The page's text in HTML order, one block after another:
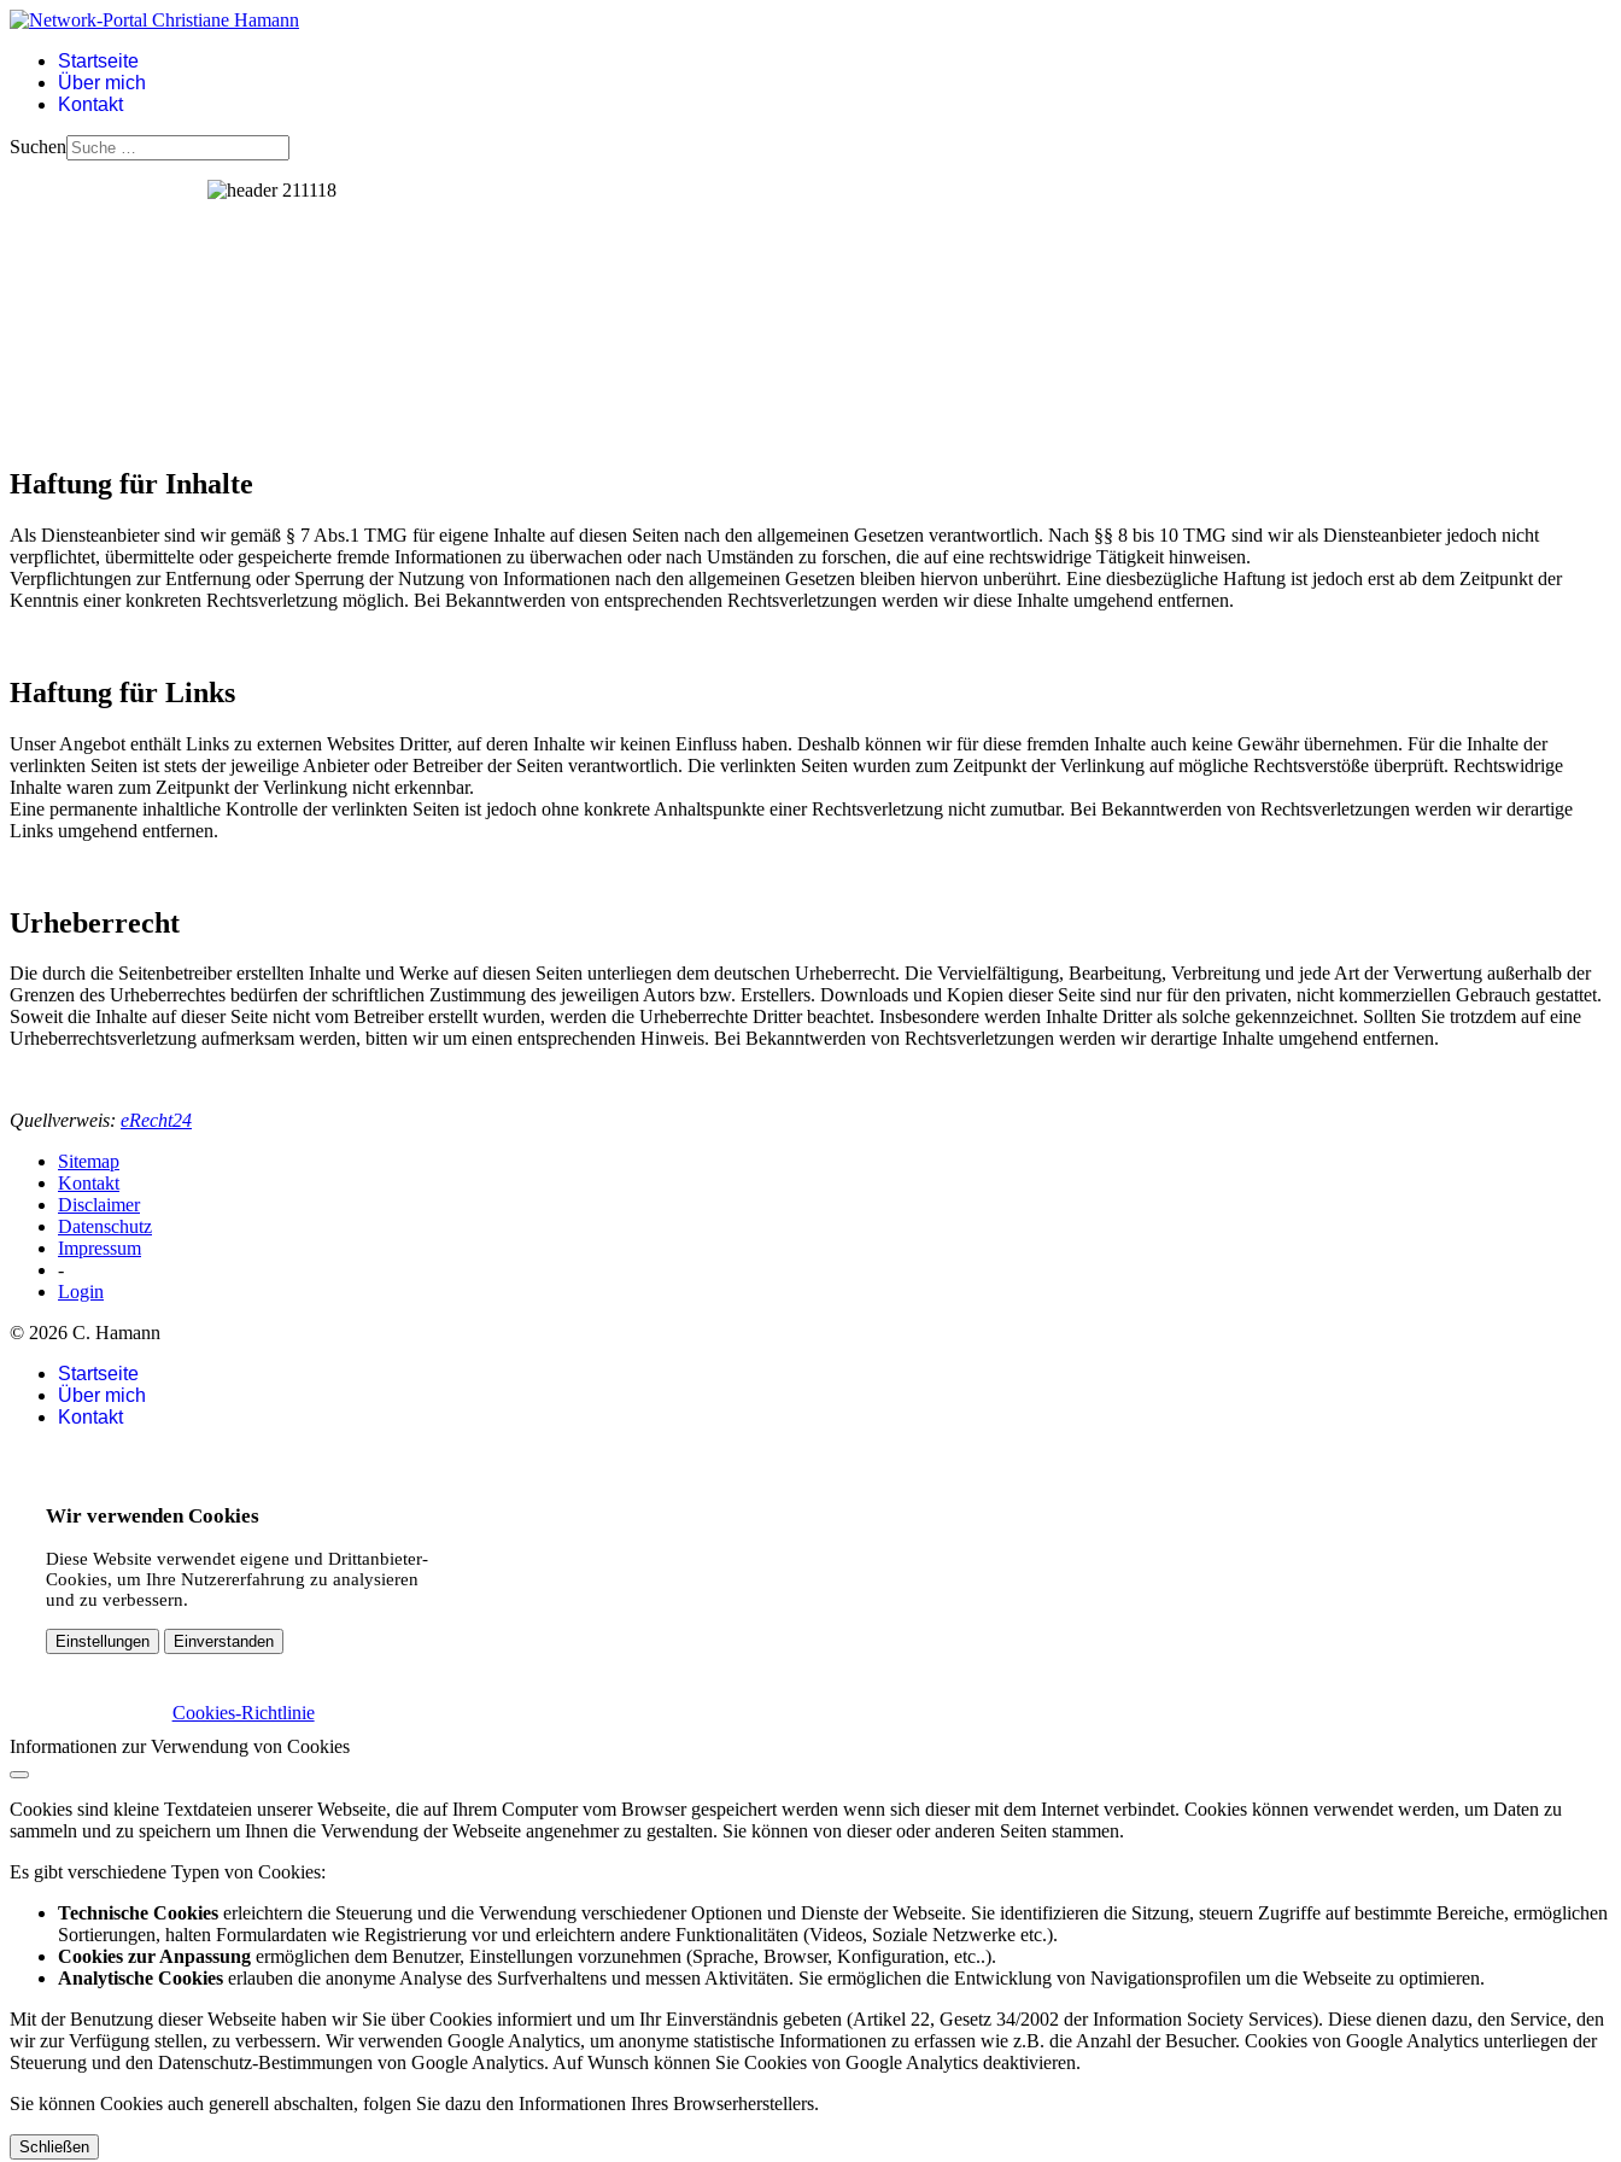
Startseite
Über mich
Kontakt
Suchen
Haftung für Inhalte
Als Diensteanbieter sind wir gemäß § 7 Abs.1 TMG für eigene Inhalte auf diesen Seiten nach den allgemeinen Gesetzen verantwortlich. Nach §§ 8 bis 10 TMG sind wir als Diensteanbieter jedoch nicht
verpflichtet, übermittelte oder gespeicherte fremde Informationen zu überwachen oder nach Umständen zu forschen, die auf eine rechtswidrige Tätigkeit hinweisen.
Verpflichtungen zur Entfernung oder Sperrung der Nutzung von Informationen nach den allgemeinen Gesetzen bleiben hiervon unberührt. Eine diesbezügliche Haftung ist jedoch erst ab dem Zeitpunkt der
Kenntnis einer konkreten Rechtsverletzung möglich. Bei Bekanntwerden von entsprechenden Rechtsverletzungen werden wir diese Inhalte umgehend entfernen.
Haftung für Links
Unser Angebot enthält Links zu externen Websites Dritter, auf deren Inhalte wir keinen Einfluss haben. Deshalb können wir für diese fremden Inhalte auch keine Gewähr übernehmen. Für die Inhalte der
verlinkten Seiten ist stets der jeweilige Anbieter oder Betreiber der Seiten verantwortlich. Die verlinkten Seiten wurden zum Zeitpunkt der Verlinkung auf mögliche Rechtsverstöße überprüft. Rechtswidrige
Inhalte waren zum Zeitpunkt der Verlinkung nicht erkennbar.
Eine permanente inhaltliche Kontrolle der verlinkten Seiten ist jedoch ohne konkrete Anhaltspunkte einer Rechtsverletzung nicht zumutbar. Bei Bekanntwerden von Rechtsverletzungen werden wir derartige
Links umgehend entfernen.
Urheberrecht
Die durch die Seitenbetreiber erstellten Inhalte und Werke auf diesen Seiten unterliegen dem deutschen Urheberrecht. Die Vervielfältigung, Bearbeitung, Verbreitung und jede Art der Verwertung außerhalb der
Grenzen des Urheberrechtes bedürfen der schriftlichen Zustimmung des jeweiligen Autors bzw. Erstellers. Downloads und Kopien dieser Seite sind nur für den privaten, nicht kommerziellen Gebrauch gestattet.
Soweit die Inhalte auf dieser Seite nicht vom Betreiber erstellt wurden, werden die Urheberrechte Dritter beachtet. Insbesondere werden Inhalte Dritter als solche gekennzeichnet. Sollten Sie trotzdem auf eine
Urheberrechtsverletzung aufmerksam werden, bitten wir um einen entsprechenden Hinweis. Bei Bekanntwerden von Rechtsverletzungen werden wir derartige Inhalte umgehend entfernen.
Quellverweis: eRecht24
Sitemap
Kontakt
Disclaimer
Datenschutz
Impressum
-
Login
© 2026 C. Hamann
Startseite
Über mich
Kontakt
Wir verwenden Cookies
Diese Website verwendet eigene und Drittanbieter-
Cookies, um Ihre Nutzererfahrung zu analysieren
und zu verbessern.
Einstellungen Einverstanden
Cookies-Richtlinie
Informationen zur Verwendung von Cookies
Cookies sind kleine Textdateien unserer Webseite, die auf Ihrem Computer vom Browser gespeichert werden wenn sich dieser mit dem Internet verbindet. Cookies können verwendet werden, um Daten zu
sammeln und zu speichern um Ihnen die Verwendung der Webseite angenehmer zu gestalten. Sie können von dieser oder anderen Seiten stammen.
Es gibt verschiedene Typen von Cookies:
Technische Cookies erleichtern die Steuerung und die Verwendung verschiedener Optionen und Dienste der Webseite. Sie identifizieren die Sitzung, steuern Zugriffe auf bestimmte Bereiche, ermöglichen
Sortierungen, halten Formulardaten wie Registrierung vor und erleichtern andere Funktionalitäten (Videos, Soziale Netzwerke etc.).
Cookies zur Anpassung ermöglichen dem Benutzer, Einstellungen vorzunehmen (Sprache, Browser, Konfiguration, etc..).
Analytische Cookies erlauben die anonyme Analyse des Surfverhaltens und messen Aktivitäten. Sie ermöglichen die Entwicklung von Navigationsprofilen um die Webseite zu optimieren.
Mit der Benutzung dieser Webseite haben wir Sie über Cookies informiert und um Ihr Einverständnis gebeten (Artikel 22, Gesetz 34/2002 der Information Society Services). Diese dienen dazu, den Service, den
wir zur Verfügung stellen, zu verbessern. Wir verwenden Google Analytics, um anonyme statistische Informationen zu erfassen wie z.B. die Anzahl der Besucher. Cookies von Google Analytics unterliegen der
Steuerung und den Datenschutz-Bestimmungen von Google Analytics. Auf Wunsch können Sie Cookies von Google Analytics deaktivieren.
Sie können Cookies auch generell abschalten, folgen Sie dazu den Informationen Ihres Browserherstellers.
Schließen